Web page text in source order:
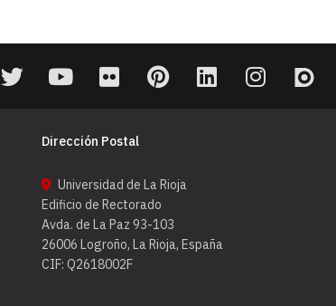
Dirección Postal
Universidad de La Rioja
Edificio de Rectorado
Avda. de La Paz 93-103
26006 Logroño, La Rioja, España
CIF: Q2618002F